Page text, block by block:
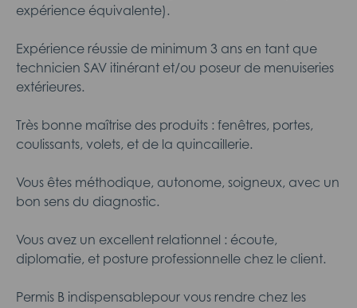
expérience équivalente).
Expérience réussie de minimum 3 ans en tant que
technicien SAV itinérant et/ou poseur de menuiseries
extérieures.
Très bonne maîtrise des produits : fenêtres, portes,
coulissants, volets, et de la quincaillerie.
Vous êtes méthodique, autonome, soigneux, avec un
bon sens du diagnostic.
Vous avez un excellent relationnel : écoute,
diplomatie, et posture professionnelle chez le client.
Permis B indispensablepour vous rendre chez les